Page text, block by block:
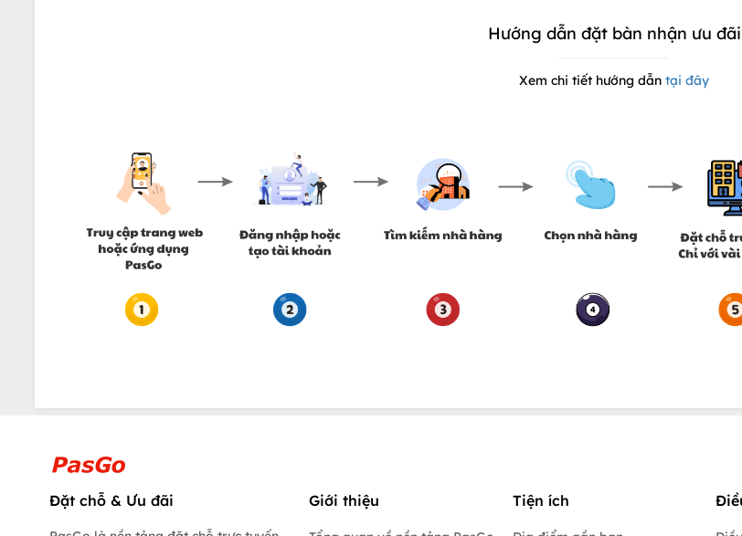
Hướng dẫn đặt bàn nhận ưu đãi
Xem chi tiết hướng dẫn tại đây
Đặt chỗ & Ưu đãi Giới thiệu Tiện ích